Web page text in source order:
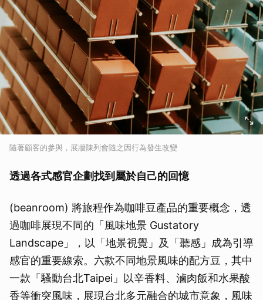
隨著顧客的參與，展牆陳列會隨之因行為發生改變
透過各式感官企劃找到屬於自己的回憶
(beanroom) 將旅程作為咖啡豆產品的重要概念，透
過咖啡展現不同的「風味地景 Gustatory
Landscape」，以「地景視覺」及「聽感」成為引導
感官的重要線索。六款不同地景風味的配方豆，其中
一款「騷動台北Taipei」以辛香料、滷肉飯和水果酸
香等衝突風味，展現台北多元融合的城市意象，風味